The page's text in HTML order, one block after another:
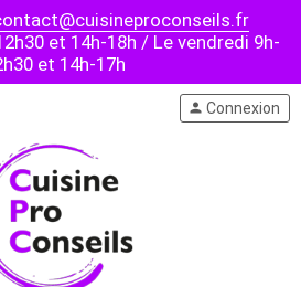
et 14h-18h / Le vendredi 9h-
et 14h-17h
person Connexion